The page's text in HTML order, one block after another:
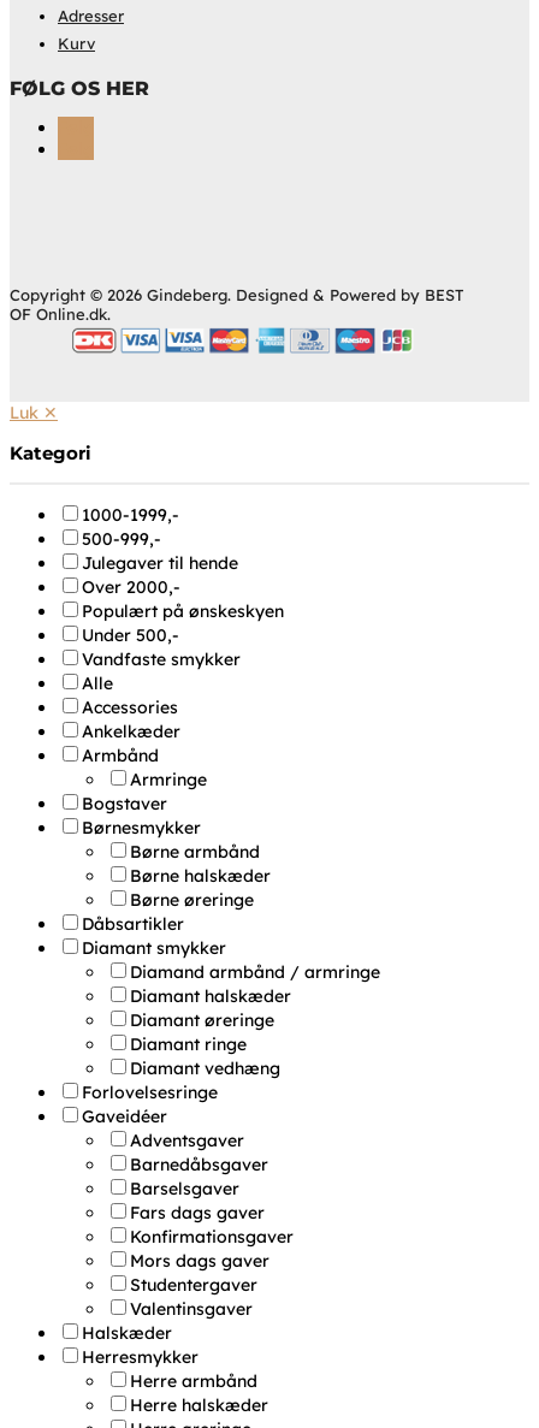
Adresser
Kurv
FØLG OS HER
Copyright © 2026 Gindeberg. Designed & Powered by BEST
OF Online.dk.
Luk ✕
Kategori
1000-1999,-
500-999,-
Julegaver til hende
Over 2000,-
Populært på ønskeskyen
Under 500,-
Vandfaste smykker
Alle
Accessories
Ankelkæder
Armbånd
Armringe
Bogstaver
Børnesmykker
Børne armbånd
Børne halskæder
Børne øreringe
Dåbsartikler
Diamant smykker
Diamand armbånd / armringe
Diamant halskæder
Diamant øreringe
Diamant ringe
Diamant vedhæng
Forlovelsesringe
Gaveidéer
Adventsgaver
Barnedåbsgaver
Barselsgaver
Fars dags gaver
Konfirmationsgaver
Mors dags gaver
Studentergaver
Valentinsgaver
Halskæder
Herresmykker
Herre armbånd
Herre halskæder